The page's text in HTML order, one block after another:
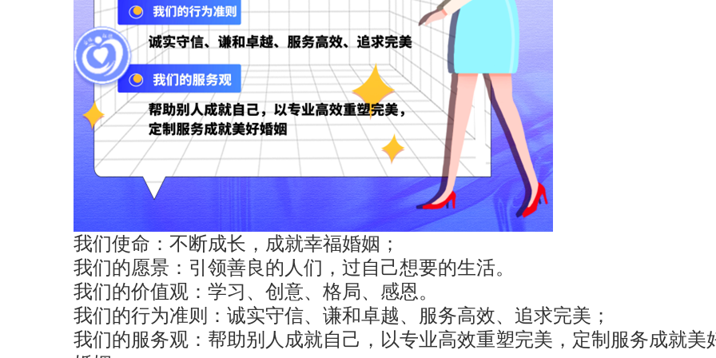
我们使命：不断成长，成就幸福婚姻；
我们的愿景：引领善良的人们，过自己想要的生活。
我们的价值观：学习、创意、格局、感恩。
我们的行为准则：诚实守信、谦和卓越、服务高效、追求完美；
我们的服务观：帮助别人成就自己，以专业高效重塑完美，定制服务成就美